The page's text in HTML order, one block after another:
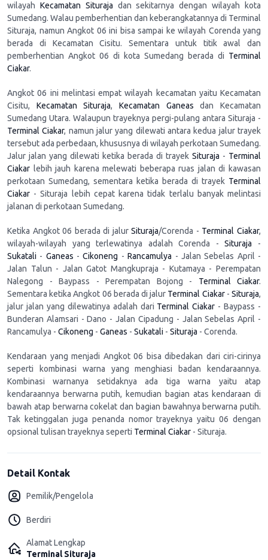
wilayah Kecamatan Situraja dan sekitarnya dengan wilayah kota
Sumedang. Walau pemberhentian dan keberangkatannya di Terminal
Situraja, namun Angkot 06 ini bisa sampai ke wilayah Corenda yang
berada di Kecamatan Cisitu. Sementara untuk titik awal dan
pemberhentian Angkot 06 di kota Sumedang berada di Terminal
Ciakar.
Angkot 06 ini melintasi empat wilayah kecamatan yaitu Kecamatan
Cisitu, Kecamatan Situraja,Kecamatan Ganeas dan Kecamatan
Sumedang Utara. Walaupun trayeknya pergi-pulang antara Situraja -
Terminal Ciakar, namun jalur yang dilewati antara kedua jalur trayek
tersebut ada perbedaan, khususnya di wilayah perkotaan Sumedang.
Jalur jalan yang dilewati ketika berada di trayek Situraja - Terminal
Ciakar lebih jauh karena melewati beberapa ruas jalan di kawasan
perkotaan Sumedang, sementara ketika berada di trayek Terminal
Ciakar - Situraja lebih cepat karena tidak terlalu banyak melintasi
jalanan di perkotaan Sumedang.
Ketika Angkot 06 berada di jalurSituraja/Corenda - Terminal Ciakar,
wilayah-wilayah yang terlewatinya adalah Corenda -Situraja -
Sukatali - Ganeas -Cikoneng -Rancamulya - Jalan Sebelas April -
Jalan Talun - Jalan Gatot Mangkupraja - Kutamaya - Perempatan
Nalegong - Baypass - Perempatan Bojong - Terminal Ciakar.
Sementara ketika Angkot 06 berada di jalur Terminal Ciakar-Situraja,
jalur jalan yang dilewatinya adalah dari Terminal Ciakar - Baypass -
Bunderan Alamsari - Dano - Jalan Cipadung - Jalan Sebelas April -
Rancamulya - Cikoneng - Ganeas - Sukatali - Situraja - Corenda.
Kendaraan yang menjadi Angkot 06 bisa dibedakan dari ciri-cirinya
seperti kombinasi warna yang menghiasi badan kendaraannya.
Kombinasi warnanya setidaknya ada tiga warna yaitu atap
kendaraannya berwarna putih, kemudian bagian atas kendaraan di
bawah atap berwarna cokelat dan bagian bawahnya berwarna putih.
Tak ketinggalan juga penanda nomor trayeknya yaitu 06 dengan
opsional tulisan trayeknya seperti Terminal Ciakar - Situraja.
Detail Kontak
Pemilik/Pengelola
Berdiri
Alamat Lengkap
Terminal Situraja